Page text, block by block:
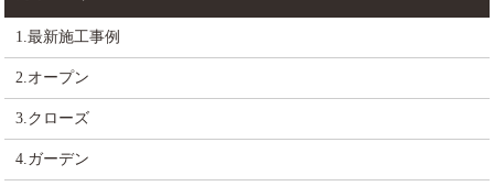
1.最新施工事例
2.オープン
3.クローズ
4.ガーデン